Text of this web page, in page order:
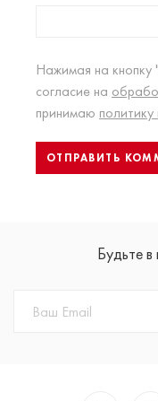
Нажимая на
согласие на
принимаю
Будьте в